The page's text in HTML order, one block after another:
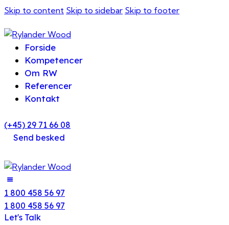
Skip to content Skip to sidebar Skip to footer
Forside
Kompetencer
Om RW
Referencer
Kontakt
(+45) 29 71 66 08
Send besked
1 800 458 56 97
1 800 458 56 97
Let's Talk